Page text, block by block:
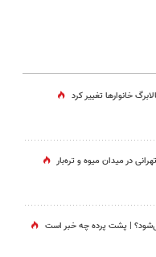
خانوارها تغییر کرد
| پشت پرده چه خبر است